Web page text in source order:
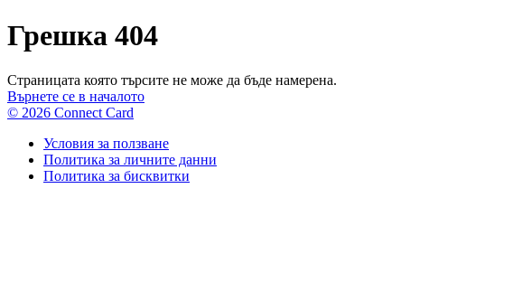
Грешка 404
Страницата която търсите не може да бъде намерена.
Върнете се в началото
© 2026 Connect Card
Условия за ползване
Политика за личните данни
Политика за бисквитки